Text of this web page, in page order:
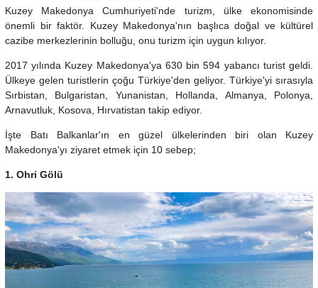
Kuzey Makedonya Cumhuriyeti'nde turizm, ülke ekonomisinde
önemli bir faktör. Kuzey Makedonya'nın başlıca doğal ve kültürel
cazibe merkezlerinin bolluğu, onu turizm için uygun kılıyor.
2017 yılında Kuzey Makedonya'ya 630 bin 594 yabancı turist geldi.
Ülkeye gelen turistlerin çoğu Türkiye'den geliyor. Türkiye'yi sırasıyla
Sırbistan, Bulgaristan, Yunanistan, Hollanda, Almanya, Polonya,
Arnavutluk, Kosova, Hırvatistan takip ediyor.
İşte Batı Balkanlar'ın en güzel ülkelerinden biri olan Kuzey
Makedonya'yı ziyaret etmek için 10 sebep;
1. Ohri Gölü